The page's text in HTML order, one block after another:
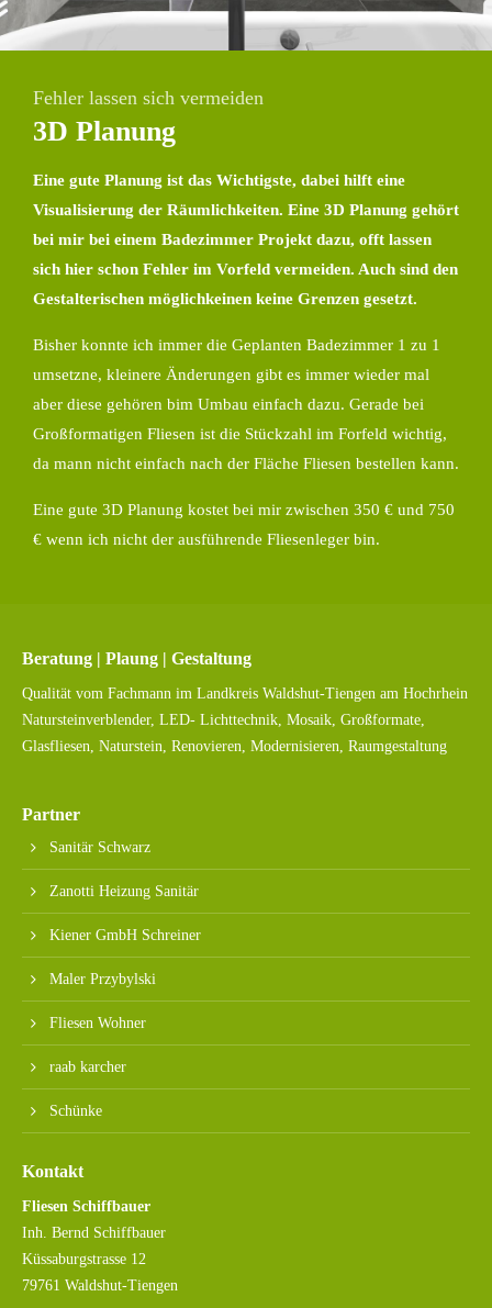
Fehler lassen sich vermeiden
3D Planung
Eine gute Planung ist das Wichtigste, dabei hilft eine
Visualisierung der Räumlichkeiten. Eine 3D Planung gehört
bei mir bei einem Badezimmer Projekt dazu, offt lassen
sich hier schon Fehler im Vorfeld vermeiden. Auch sind den
Gestalterischen möglichkeinen keine Grenzen gesetzt.
Bisher konnte ich immer die Geplanten Badezimmer 1 zu 1
umsetzne, kleinere Änderungen gibt es immer wieder mal
aber diese gehören bim Umbau einfach dazu. Gerade bei
Großformatigen Fliesen ist die Stückzahl im Forfeld wichtig,
da mann nicht einfach nach der Fläche Fliesen bestellen kann.
Eine gute 3D Planung kostet bei mir zwischen 350 € und 750
€ wenn ich nicht der ausführende Fliesenleger bin.
Beratung | Plaung | Gestaltung
Qualität vom Fachmann im Landkreis Waldshut-Tiengen am Hochrhein
Natursteinverblender, LED- Lichttechnik, Mosaik, Großformate,
Glasfliesen, Naturstein, Renovieren, Modernisieren, Raumgestaltung
Partner
Sanitär Schwarz
Zanotti Heizung Sanitär
Kiener GmbH Schreiner
Maler Przybylski
Fliesen Wohner
raab karcher
Schünke
Kontakt
Fliesen Schiffbauer
Inh. Bernd Schiffbauer
Küssaburgstrasse 12
79761 Waldshut-Tiengen